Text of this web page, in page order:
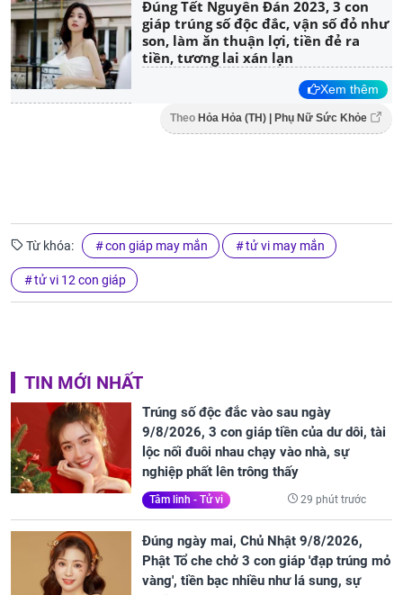
Đúng Tết Nguyên Đán 2023, 3 con
giáp trúng số độc đắc, vận số đỏ như
son, làm ăn thuận lợi, tiền đẻ ra
tiền, tương lai xán lạn
Xem thêm
Theo Hỏa Hỏa (TH) | Phụ Nữ Sức Khỏe
Từ khóa: con giáp may mắn tử vi may mắn
tử vi 12 con giáp
TIN MỚI NHẤT
Trúng số độc đắc vào sau ngày
9/8/2026, 3 con giáp tiền của dư dôi, tài
lộc nối đuôi nhau chạy vào nhà, sự
nghiệp phất lên trông thấy
Tâm linh - Tử vi 29 phút trước
Đúng ngày mai, Chủ Nhật 9/8/2026,
Phật Tổ che chở 3 con giáp 'đạp trúng mỏ
vàng', tiền bạc nhiều như lá sung, sự